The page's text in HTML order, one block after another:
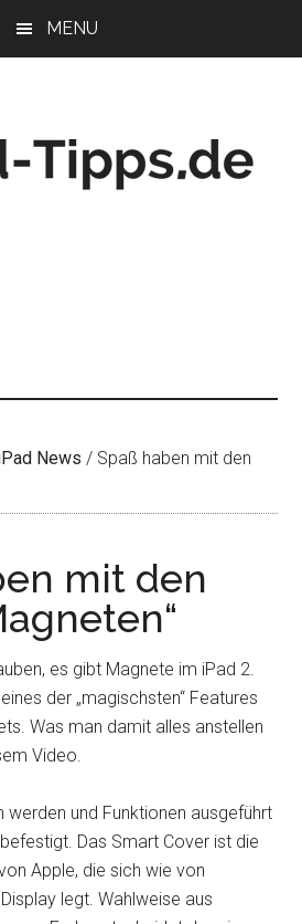
MENU
News / Spaß haben mit den
mit den
es gibt Magnete im iPad 2.
der „magischsten“ Features
Was man damit alles anstellen
Video.
werden und Funktionen ausgeführt
Das Smart Cover ist die
Apple, die sich wie von
legt. Wahlweise aus